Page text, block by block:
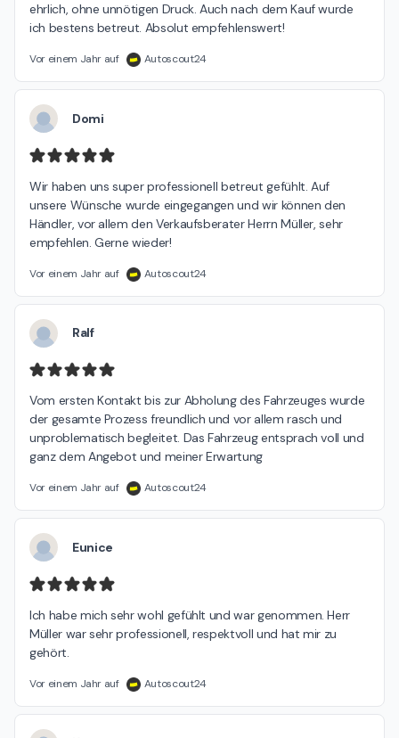
ehrlich, ohne unnötigen Druck. Auch nach dem Kauf wurde
ich bestens betreut. Absolut empfehlenswert!
Vor einem Jahr auf Autoscout24
Domi
Wir haben uns super professionell betreut gefühlt. Auf
unsere Wünsche wurde eingegangen und wir können den
Händler, vor allem den Verkaufsberater Herrn Müller, sehr
empfehlen. Gerne wieder!
Vor einem Jahr auf Autoscout24
Ralf
Vom ersten Kontakt bis zur Abholung des Fahrzeuges wurde
der gesamte Prozess freundlich und vor allem rasch und
unproblematisch begleitet. Das Fahrzeug entsprach voll und
ganz dem Angebot und meiner Erwartung
Vor einem Jahr auf Autoscout24
Eunice
Ich habe mich sehr wohl gefühlt und war genommen. Herr
Müller war sehr professionell, respektvoll und hat mir zu
gehört.
Vor einem Jahr auf Autoscout24